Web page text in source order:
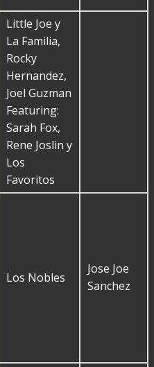
Little Joe y
La Familia,
Rocky
Hernandez,
Joel Guzman
Featuring:
Sarah Fox,
Rene Joslin y
Los
Favoritos
Los Nobles
Jose Joe
Sanchez